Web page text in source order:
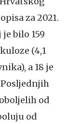
za 2021.
bilo 159
(4,1
a 18 je
od
od